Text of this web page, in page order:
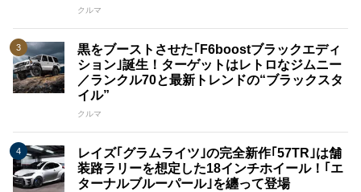
クルマ
黒をブーストさせた｢F6boostブラックエディ
ション｣誕生！ターゲットはレトロなジムニー
／ランクル70と最新トレンドの“ブラックスタ
イル”
クルマ
レイズ｢グラムライツ｣の完全新作｢57TR｣は舗
装路ラリーを想定した18インチホイール！｢エ
ターナルブルーパール｣を纏って登場